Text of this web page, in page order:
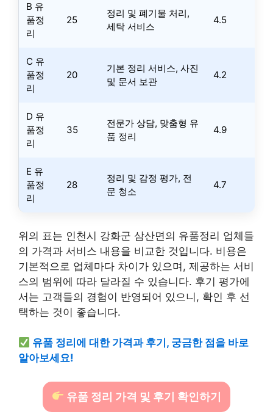
B 유
품정
리
25
정리 및 폐기물 처리,
세탁 서비스
4.5
C 유
품정
리
20
기본 정리 서비스, 사진
및 문서 보관
4.2
D 유
품정
리
35
전문가 상담, 맞춤형 유
품 정리
4.9
E 유
품정
리
28
정리 및 감정 평가, 전
문 청소
4.7
위의 표는 인천시 강화군 삼산면의 유품정리 업체들
의 가격과 서비스 내용을 비교한 것입니다. 비용은
기본적으로 업체마다 차이가 있으며, 제공하는 서비
스의 범위에 따라 달라질 수 있습니다. 후기 평가에
서는 고객들의 경험이 반영되어 있으니, 확인 후 선
택하는 것이 좋습니다.
유품 정리에 대한 가격과 후기, 궁금한 점을 바로
알아보세요!
유품 정리 가격 및 후기 확인하기